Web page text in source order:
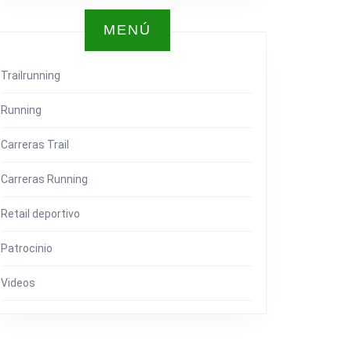
MENÚ
Trailrunning
Running
Carreras Trail
Carreras Running
Retail deportivo
Patrocinio
Videos